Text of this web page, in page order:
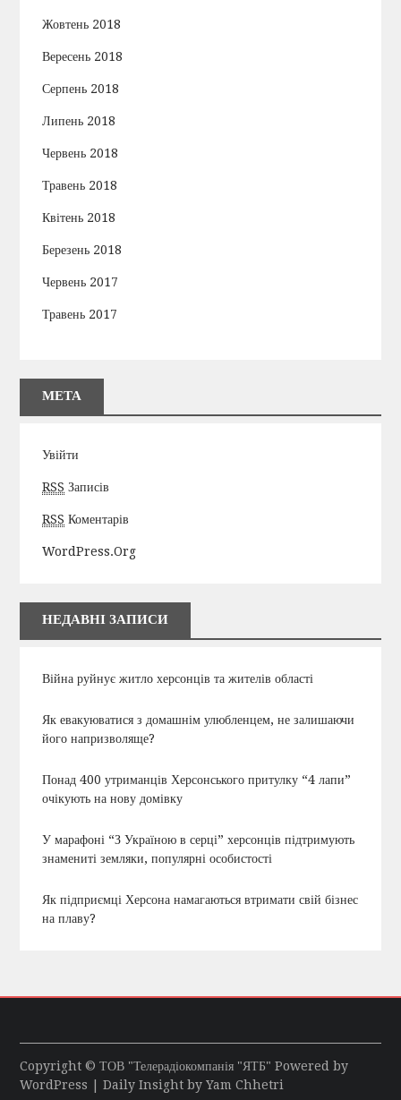
Жовтень 2018
Вересень 2018
Серпень 2018
Липень 2018
Червень 2018
Травень 2018
Квітень 2018
Березень 2018
Червень 2017
Травень 2017
МЕТА
Увійти
RSS Записів
RSS Коментарів
WordPress.org
НЕДАВНІ ЗАПИСИ
Війна руйнує житло херсонців та жителів області
Як евакуюватися з домашнім улюбленцем, не залишаючи
його напризволяще?
Понад 400 утриманців Херсонського притулку “4 лапи”
очікують на нову домівку
У марафоні “З Україною в серці” херсонців підтримують
знамениті земляки, популярні особистості
Як підприємці Херсона намагаються втримати свій бізнес
на плаву?
Copyright © ТОВ "Телерадіокомпанія "ЯТБ" Powered by
WordPress | Daily Insight byYam Chhetri